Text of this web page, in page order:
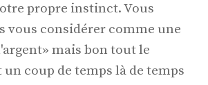
propre instinct. Vous
vous considérer comme une
mais bon tout le
coup de temps là de temps